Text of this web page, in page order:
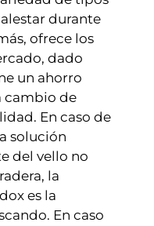
durante
ofrece los
dado
un ahorro
cambio de
En caso de
solución
del vello no
la
es la
En caso